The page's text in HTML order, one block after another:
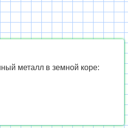
металл в земной коре: